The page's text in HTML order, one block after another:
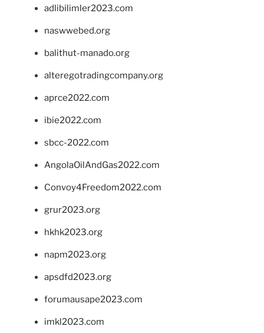
adlibilimler2023.com
naswwebed.org
balithut-manado.org
alteregotradingcompany.org
aprce2022.com
ibie2022.com
sbcc-2022.com
AngolaOilAndGas2022.com
Convoy4Freedom2022.com
grur2023.org
hkhk2023.org
napm2023.org
apsdfd2023.org
forumausape2023.com
imkl2023.com